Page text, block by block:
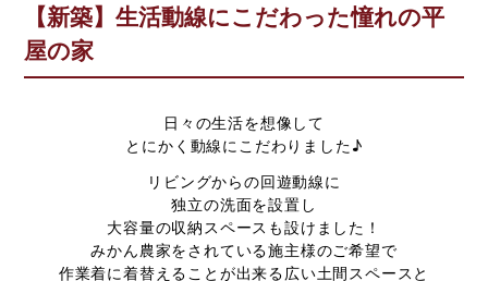
LIXIL認定の技術力
お客様の声
新築について
【新築】生活動線にこだわった憧れの平
屋の家
日々の生活を想像して
とにかく動線にこだわりました♪
リビングからの回遊動線に
独立の洗面を設置し
大容量の収納スペースも設けました！
みかん農家をされている施主様のご希望で
作業着に着替えることが出来る広い土間スペースと